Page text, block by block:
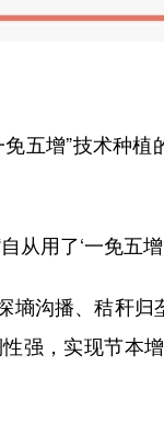
增”技术种植
用了‘一免五增’
沟播、秸秆归
强，实现节本